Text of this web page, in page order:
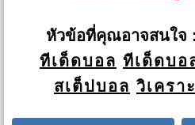
หัวข้อที่คุณอาจสนใจ :
ทีเด็ดบอล ทีเด็ดบอ
สเต็ปบอล วิเครา